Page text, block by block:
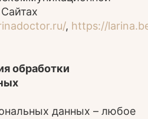
, https://
обработки
данных – любое